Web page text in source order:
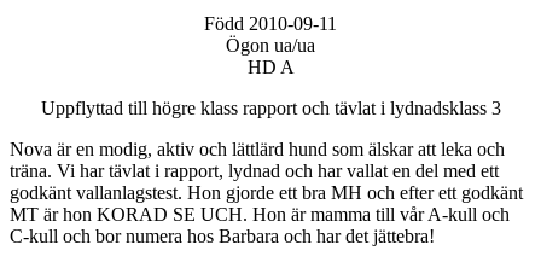
Född 2010-09-11
Ögon ua/ua
HD A
Uppflyttad till högre klass rapport och tävlat i lydnadsklass 3
Nova är en modig, aktiv och lättlärd hund som älskar att leka och
träna. Vi har tävlat i rapport, lydnad och har vallat en del med ett
godkänt vallanlagstest. Hon gjorde ett bra MH och efter ett godkänt
MT är hon KORAD SE UCH. Hon är mamma till vår A-kull och
C-kull och bor numera hos Barbara och har det jättebra!